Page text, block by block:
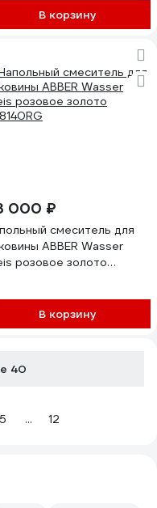
В корзину
000 ₽
смеситель для
ABBER Wasser
розовое золото
В корзину
40
5 ... 12